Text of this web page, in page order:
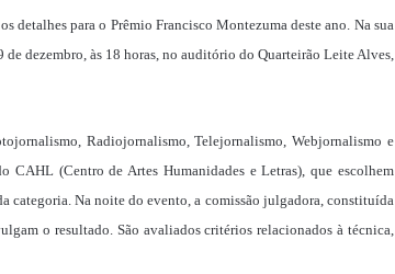
detalhes para o Prêmio Francisco Montezuma deste ano. Na sua
dezembro, às 18 horas, no auditório do Quarteirão Leite Alves,
Radiojornalismo, Telejornalismo, Webjornalismo e
CAHL (Centro de Artes Humanidades e Letras), que escolhem
categoria. Na noite do evento, a comissão julgadora, constituída
o resultado. São avaliados critérios relacionados à técnica,